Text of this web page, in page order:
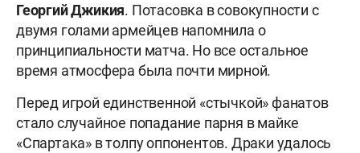
Георгий Джикия. Потасовка в совокупности с
двумя голами армейцев напомнила о
принципиальности матча. Но все остальное
время атмосфера была почти мирной.
Перед игрой единственной «стычкой» фанатов
стало случайное попадание парня в майке
«Спартака» в толпу оппонентов. Драки удалось